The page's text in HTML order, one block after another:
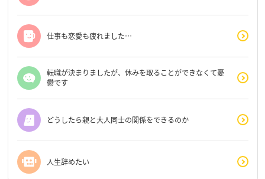
仕事も恋愛も疲れました…
転職が決まりましたが、休みを取ることができなくて憂
鬱です
どうしたら親と大人同士の関係をできるのか
人生辞めたい